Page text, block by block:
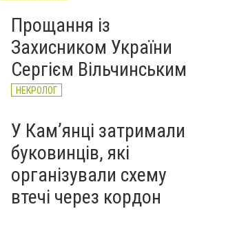
Прощання із
Захисником України
Сергієм Вільчинським
НЕКРОЛОГ
У Кам’янці затримали
буковинців, які
організували схему
втечі через кордон